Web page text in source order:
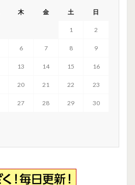
木 金 土 日
1 2
6 7 8 9
13 14 15 16
20 21 22 23
27 28 29 30